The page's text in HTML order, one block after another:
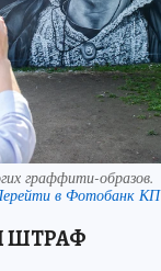
граффити-образов.
в Фотобанк КП
ШТРАФ